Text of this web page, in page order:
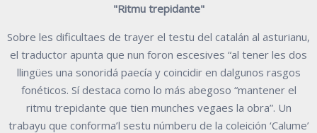
"Ritmu trepidante"
Sobre les dificultaes de trayer el testu del catalán al asturianu,
el traductor apunta que nun foron escesives “al tener les dos
llingües una sonoridá paecía y coincidir en dalgunos rasgos
fonéticos. Sí destaca como lo más abegoso “mantener el
ritmu trepidante que tien munches vegaes la obra”. Un
trabayu que conforma’l sestu númberu de la coleición ‘Calume’